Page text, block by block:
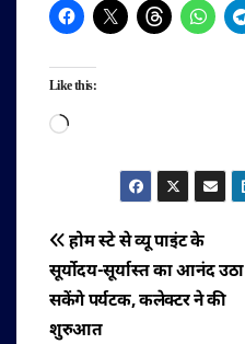
Like this:
Loading…
पोस्ट
नेविगेशन
होम स्टे से व्यू पाइंट के
सूर्योदय-सूर्यास्त का आनंद उठा
सकेंगे पर्यटक, कलेक्टर ने की
शुरुआत